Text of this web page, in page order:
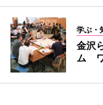
学ぶ・
金沢
ム